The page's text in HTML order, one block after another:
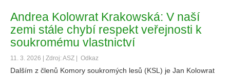
Andrea Kolowrat Krakowská: V naší
zemi stále chybí respekt veřejnosti k
soukromému vlastnictví
11. 3. 2026 | Zdroj: ASZ | Odkaz
Dalším z členů Komory soukromých lesů (KSL) je Jan Kolowrat